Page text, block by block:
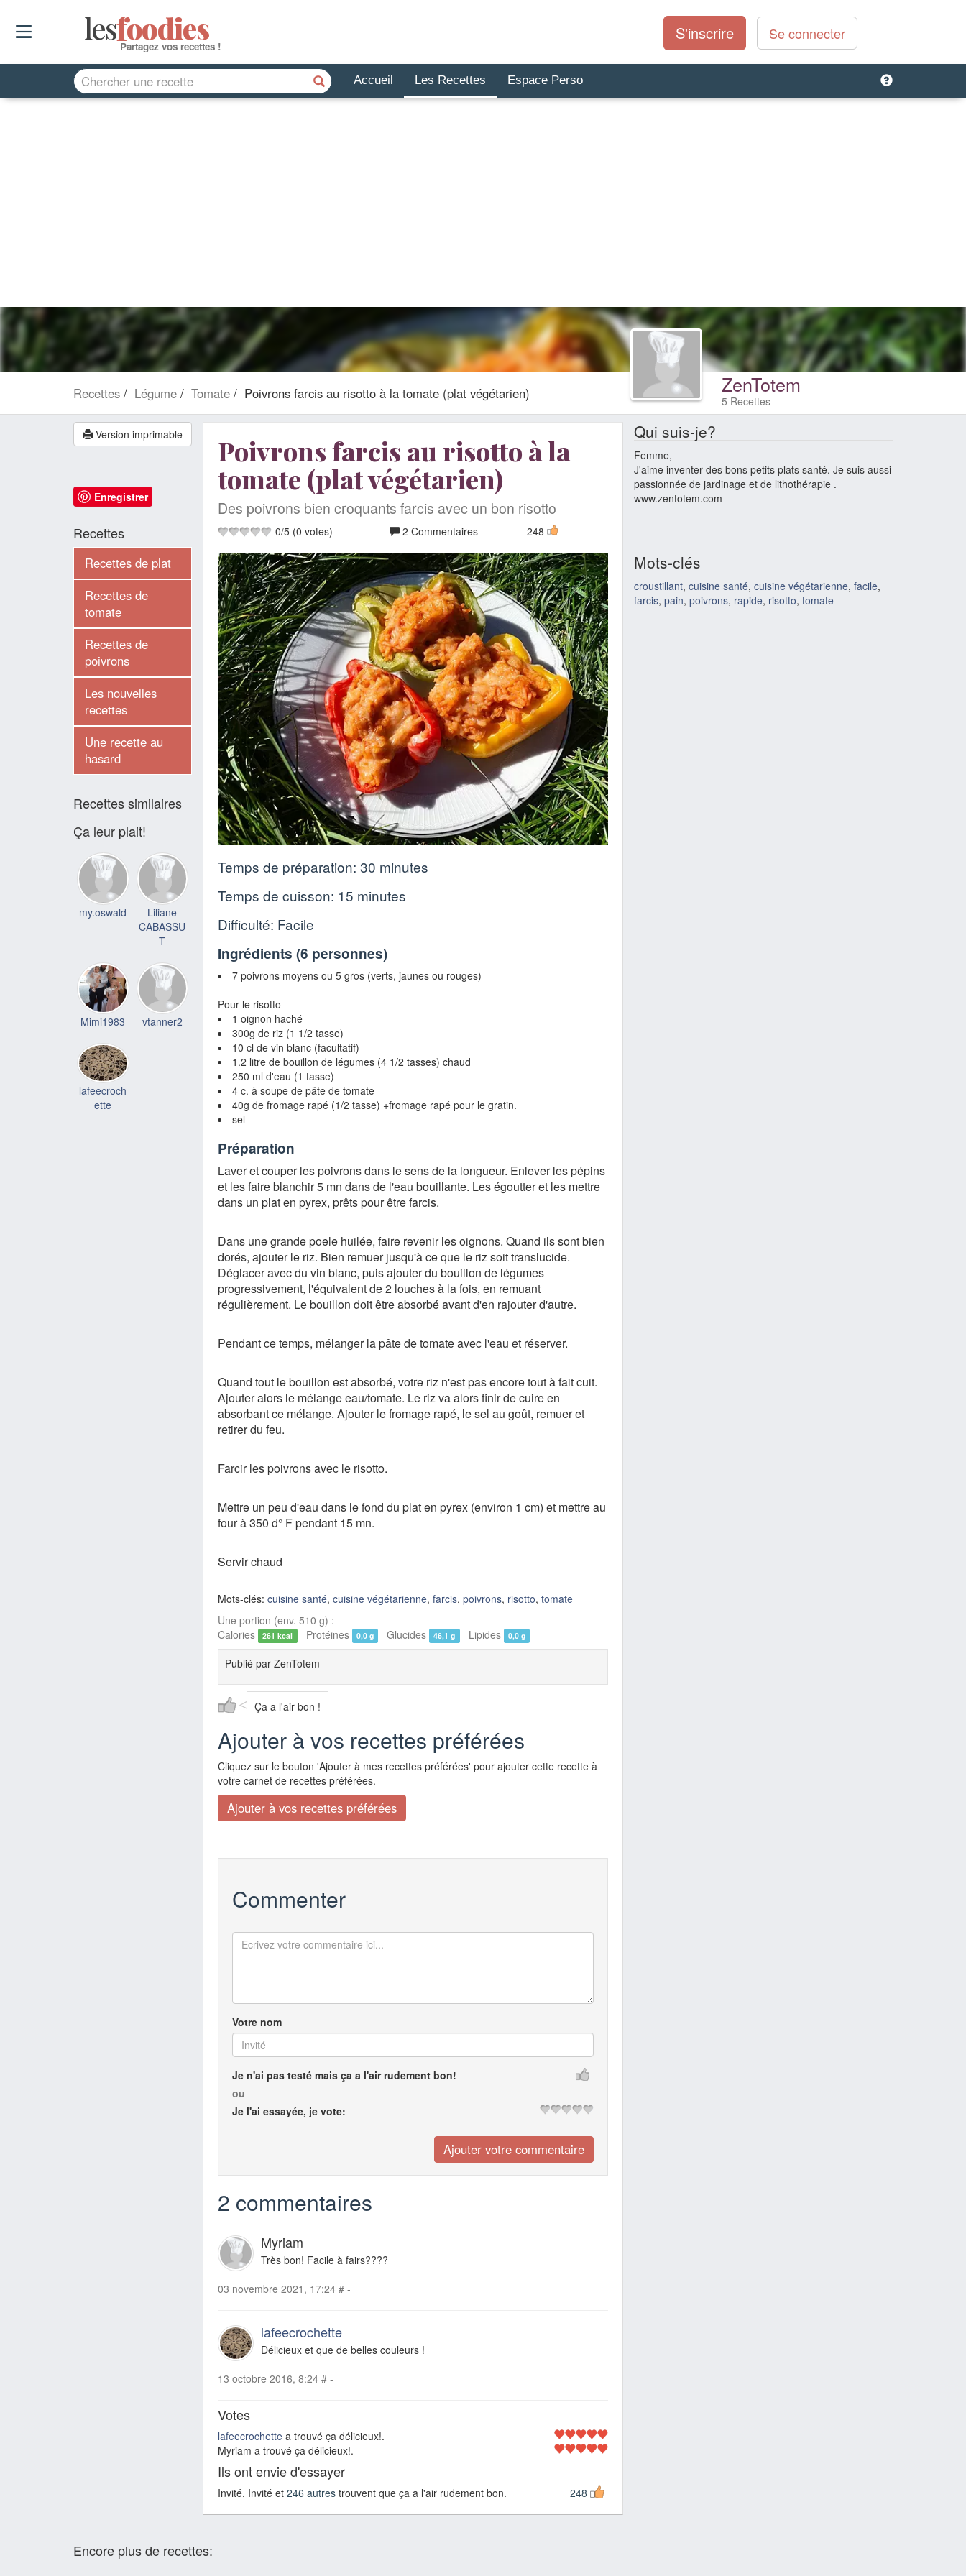
lesfoodies
Partagez vos recettes !
S'inscrire Se connecter
Accueil Les Recettes Espace Perso
Recettes Légume Tomate Poivrons farcis au risotto à la tomate (plat végétarien) ZenTotem
5 Recettes
Poivrons farcis au risotto à la
tomate (plat végétarien)
Des poivrons bien croquants farcis avec un bon risotto
0/5 (0 votes) 2 Commentaires 248
Temps de préparation: 30 minutes
Temps de cuisson: 15 minutes
Difficulté: Facile
Ingrédients (6 personnes)
7 poivrons moyens ou 5 gros (verts, jaunes ou rouges)
Pour le risotto
1 oignon haché
300g de riz (1 1/2 tasse)
10 cl de vin blanc (facultatif)
1.2 litre de bouillon de légumes (4 1/2 tasses) chaud
250 ml d'eau (1 tasse)
4 c. à soupe de pâte de tomate
40g de fromage rapé (1/2 tasse) +fromage rapé pour le gratin.
sel
Préparation
Laver et couper les poivrons dans le sens de la longueur. Enlever les pépins
et les faire blanchir 5 mn dans de l'eau bouillante. Les égoutter et les mettre
dans un plat en pyrex, prêts pour être farcis.
Dans une grande poele huilée, faire revenir les oignons. Quand ils sont bien
dorés, ajouter le riz. Bien remuer jusqu'à ce que le riz soit translucide.
Déglacer avec du vin blanc, puis ajouter du bouillon de légumes
progressivement, l'équivalent de 2 louches à la fois, en remuant
régulièrement. Le bouillon doit être absorbé avant d'en rajouter d'autre.
Pendant ce temps, mélanger la pâte de tomate avec l'eau et réserver.
Quand tout le bouillon est absorbé, votre riz n'est pas encore tout à fait cuit.
Ajouter alors le mélange eau/tomate. Le riz va alors finir de cuire en
absorbant ce mélange. Ajouter le fromage rapé, le sel au goût, remuer et
retirer du feu.
Farcir les poivrons avec le risotto.
Mettre un peu d'eau dans le fond du plat en pyrex (environ 1 cm) et mettre au
four à 350 d° F pendant 15 mn.
Servir chaud
Mots-clés: cuisine santé, cuisine végétarienne, farcis, poivrons, risotto, tomate
Une portion (env. 510 g) :
Calories
261 kcal Protéines 0,0 g Glucides 46,1 g Lipides 0,0 g
Publié par ZenTotem
Ça a l'air bon !
Ajouter à vos recettes préférées
Cliquez sur le bouton 'Ajouter à mes recettes préférées' pour ajouter cette recette à
votre carnet de recettes préférées.
Commenter
Votre nom
Je n'ai pas testé mais ça a l'air rudement bon!
ou
Je l'ai essayée, je vote:
2 commentaires
Myriam
Très bon! Facile à fairs????
03 novembre 2021, 17:24 # -
lafeecrochette
Délicieux et que de belles couleurs !
13 octobre 2016, 8:24 # -
Votes
lafeecrochette a trouvé ça délicieux!.
Myriam a trouvé ça délicieux!.
Ils ont envie d'essayer
248
Invité, Invité et 246 autres trouvent que ça a l'air rudement bon.
Version imprimable
Enregistrer
Recettes
Recettes de plat
Recettes de
tomate
Recettes de
poivrons
Les nouvelles
recettes
Une recette au
hasard
Recettes similaires
Ça leur plait!
my.oswald
Liliane
CABASSU
T
Mimi1983 vtanner2
lafeecroch
ette
Encore plus de recettes:
Qui suis-je?
Femme,
J'aime inventer des bons petits plats santé. Je suis aussi
passionnée de jardinage et de lithothérapie .
www.zentotem.com
Mots-clés
croustillant, cuisine santé, cuisine végétarienne, facile,
farcis, pain, poivrons, rapide, risotto, tomate